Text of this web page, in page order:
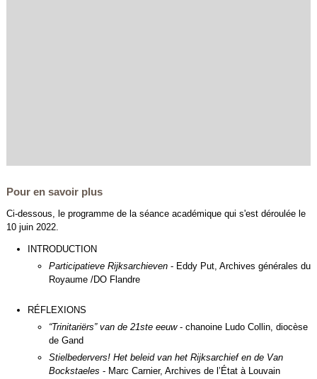
Pour en savoir plus
Ci-dessous, le programme de la séance académique qui s'est déroulée le
10 juin 2022.
INTRODUCTION
Participatieve Rijksarchieven- Eddy Put, Archives générales du
Royaume /DO Flandre
RÉFLEXIONS
“Trinitariërs” van de 21ste eeuw- chanoine Ludo Collin, diocèse
de Gand
Stielbedervers! Het beleid van het Rijksarchief en de Van
Bockstaeles - Marc Carnier, Archives de l’État à Louvain